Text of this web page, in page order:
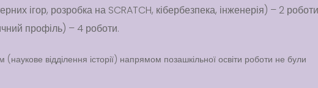
ігор, розробка на SCRATCH, кібербезпека, інженерія) – 2
профіль) – 4 роботи.
відділення історії) напрямом позашкільної освіти роботи не були